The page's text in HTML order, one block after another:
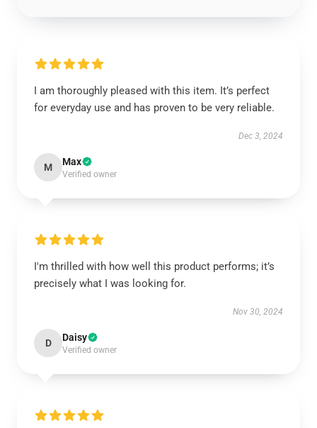
I am thoroughly pleased with this item. It’s perfect
for everyday use and has proven to be very reliable.
Dec 3, 2024
M Max
Verified owner
I'm thrilled with how well this product performs; it’s
precisely what I was looking for.
Nov 30, 2024
D Daisy
Verified owner